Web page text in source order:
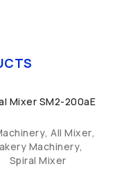
,All Mixer,
Machinery,
Spiral Mixer